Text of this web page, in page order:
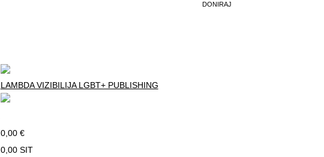
DONIRAJ
LAMBDA VIZIBILIJA LGBT+ PUBLISHING
0,00 €
0,00 SIT